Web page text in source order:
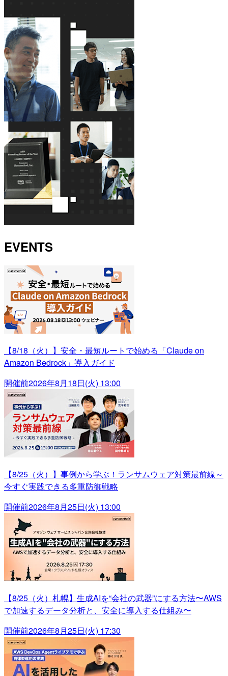
EVENTS
【8/18（火）】安全・最短ルートで始める「Claude on
Amazon Bedrock」導入ガイド
開催前2026年8月18日(火) 13:00
【8/25（火）】事例から学ぶ！ランサムウェア対策最前線～
今すぐ実践できる多重防御戦略
開催前2026年8月25日(火) 13:00
【8/25（火）札幌】生成AIを“会社の武器”にする方法〜AWS
で加速するデータ分析と、安全に導入する仕組み〜
開催前2026年8月25日(火) 17:30